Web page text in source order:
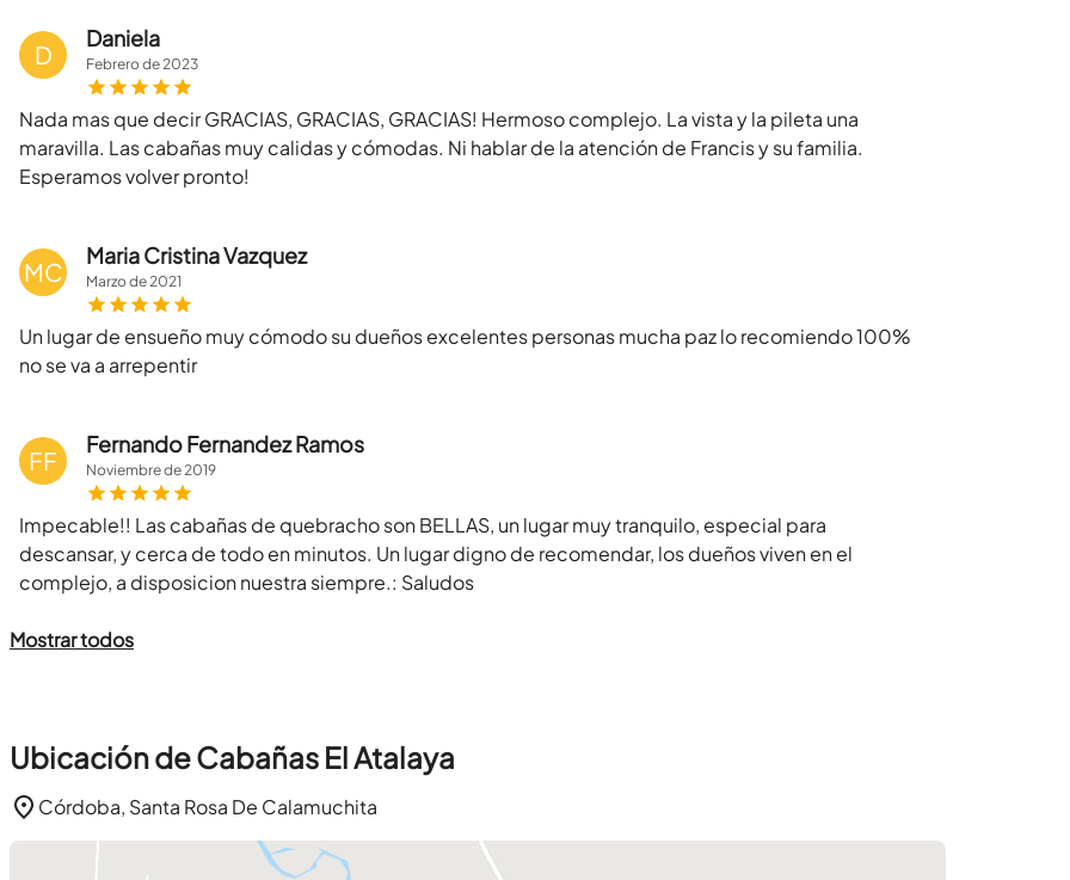
D
Daniela
Febrerode2023
Nada mas que decir GRACIAS, GRACIAS, GRACIAS! Hermoso complejo. La vista y la pileta una
maravilla. Las cabañas muy calidas y cómodas. Ni hablar de la atención de Francis y su familia.
Esperamos volver pronto!
MC
Maria Cristina Vazquez
Marzode2021
Un lugar de ensueño muy cómodo su dueños excelentes personas mucha paz lo recomiendo 100%
no se va a arrepentir
FF
Fernando Fernandez Ramos
Noviembrede2019
Impecable!! Las cabañas de quebracho son BELLAS, un lugar muy tranquilo, especial para
descansar, y cerca de todo en minutos. Un lugar digno de recomendar, los dueños viven en el
complejo, a disposicion nuestra siempre.: Saludos
Mostrar todos
Ubicación de Cabañas El Atalaya
Córdoba, Santa Rosa De Calamuchita